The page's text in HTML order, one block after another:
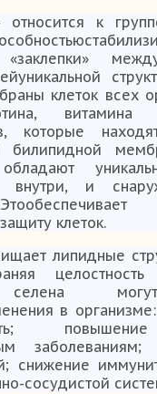
относится к
клеток всех
которые
билипидной
внутри, и
клеток.
липидные
в организме:
снижение
сосудистой